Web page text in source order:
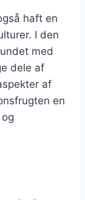
haft en
I den
med
dele af
af
en